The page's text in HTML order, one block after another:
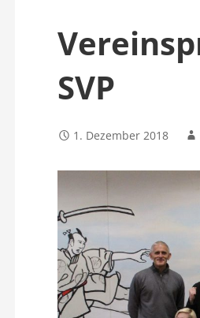
SVP
1. Dezember 2018